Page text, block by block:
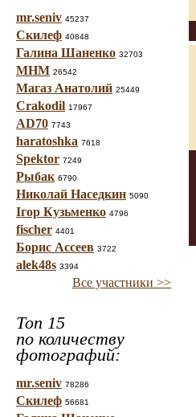
mr.seniv 45237
Скилеф 40848
Галина Шаненко 32703
МНМ 26542
Магаз Анатолий 25449
Crakodil 17967
AD70 7743
haratoshka 7618
Spektor 7249
Рыбак 6790
Николай Наседкин 5090
Ігор Кузьменко 4796
fischer 4401
Борис Ассеев 3722
alek48s 3394
Все участники >>
Топ 15
по количеству
фотографий:
mr.seniv 78286
Скилеф 56681